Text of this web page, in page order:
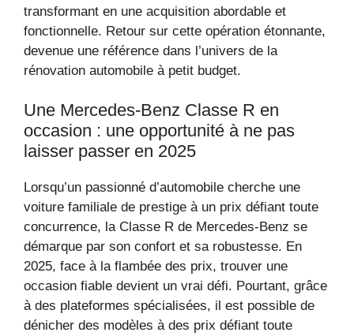
transformant en une acquisition abordable et
fonctionnelle. Retour sur cette opération étonnante,
devenue une référence dans l’univers de la
rénovation automobile à petit budget.
Une Mercedes-Benz Classe R en
occasion : une opportunité à ne pas
laisser passer en 2025
Lorsqu’un passionné d’automobile cherche une
voiture familiale de prestige à un prix défiant toute
concurrence, la Classe R de Mercedes-Benz se
démarque par son confort et sa robustesse. En
2025, face à la flambée des prix, trouver une
occasion fiable devient un vrai défi. Pourtant, grâce
à des plateformes spécialisées, il est possible de
dénicher des modèles à des prix défiant toute